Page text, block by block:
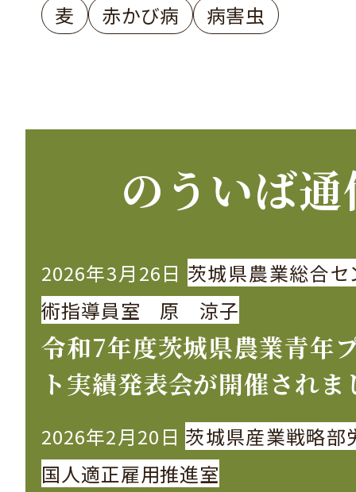
麦 赤かび病 病害虫
のういば
2026年3月26日 茨城県農業総合セ
術指導員室 原 涼子
令和7年度茨城県農業青年
ト実績発表会が開催されま
2026年2月20日 茨城県産業戦略部
国人適正雇用推進室